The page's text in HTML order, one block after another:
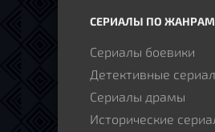
СЕРИАЛЫ ПО ЖАНРАМ
Сериалы боевики
Детективные
Сериалы драмы
Исторические